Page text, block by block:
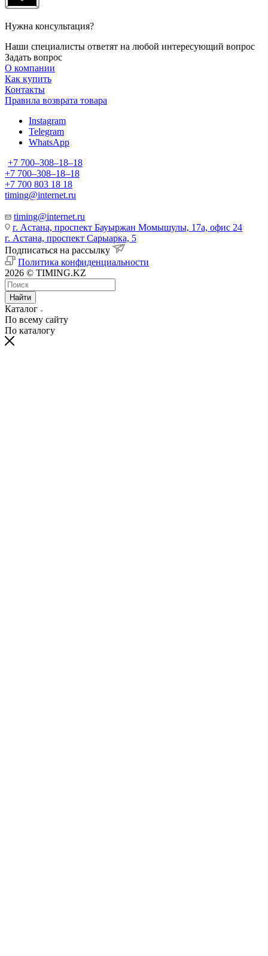
Нужна консультация?
Наши специалисты ответят на любой интересующий вопрос
Задать вопрос
О компании
Как купить
Контакты
Правила возврата товара
Instagram
Telegram
WhatsApp
+7 700‒308‒18‒18
+7 700‒308‒18‒18
+7 700 803 18 18
timing@internet.ru
timing@internet.ru
г. Астана, проспект Бауыржан Момышулы, 17а, офис 24
г. Астана, проспект Сарыарка, 5
Подписаться на рассылку
Политика конфиденциальности
2026 © TIMING.KZ
Найти
Каталог
По всему сайту
По каталогу